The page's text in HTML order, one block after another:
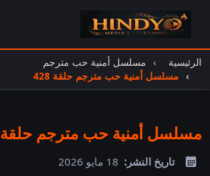
الرئيسية
مسلسل أمنية حب مترجم
مسلسل أمنية حب مترجم حلقة 428
مسلسل أمنية حب مترجم حلقة 428
تاريخ النشر: 18 مايو 2026